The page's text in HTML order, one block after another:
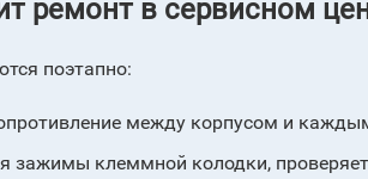
ремонт в сервисном
поэтапно:
между корпусом и
зажимы клеммной колодки,